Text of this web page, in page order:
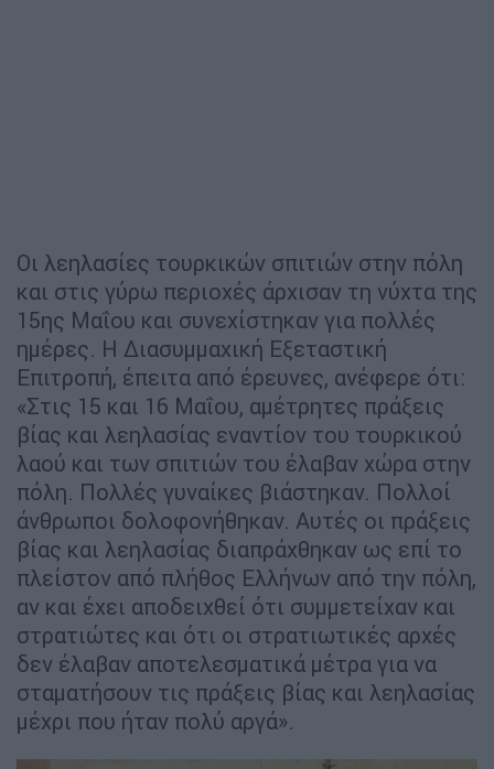
Οι λεηλασίες τουρκικών σπιτιών στην πόλη
και στις γύρω περιοχές άρχισαν τη νύχτα της
15ης Μαΐου και συνεχίστηκαν για πολλές
ημέρες. Η Διασυμμαχική Εξεταστική
Επιτροπή, έπειτα από έρευνες, ανέφερε ότι:
«Στις 15 και 16 Μαΐου, αμέτρητες πράξεις
βίας και λεηλασίας εναντίον του τουρκικού
λαού και των σπιτιών του έλαβαν χώρα στην
πόλη. Πολλές γυναίκες βιάστηκαν. Πολλοί
άνθρωποι δολοφονήθηκαν. Αυτές οι πράξεις
βίας και λεηλασίας διαπράχθηκαν ως επί το
πλείστον από πλήθος Ελλήνων από την πόλη,
αν και έχει αποδειχθεί ότι συμμετείχαν και
στρατιώτες και ότι οι στρατιωτικές αρχές
δεν έλαβαν αποτελεσματικά μέτρα για να
σταματήσουν τις πράξεις βίας και λεηλασίας
μέχρι που ήταν πολύ αργά».